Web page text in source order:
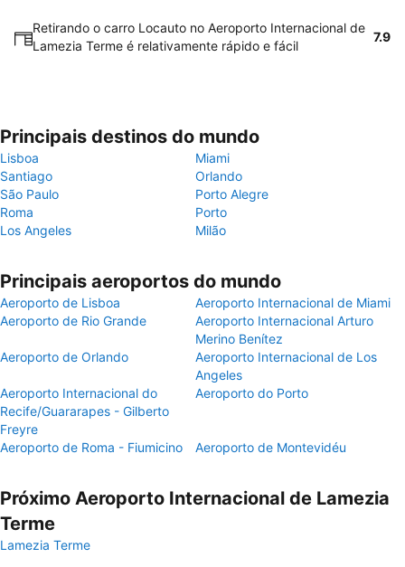
Retirando o carro Locauto no Aeroporto Internacional de
Lamezia Terme é relativamente rápido e fácil
7.9
Principais destinos do mundo
Lisboa
Miami
Santiago
Orlando
São Paulo
Porto Alegre
Roma
Porto
Los Angeles
Milão
Principais aeroportos do mundo
Aeroporto de Lisboa
Aeroporto Internacional de Miami
Aeroporto de Rio Grande
Aeroporto Internacional Arturo
Merino Benítez
Aeroporto de Orlando
Aeroporto Internacional de Los
Angeles
Aeroporto Internacional do
Recife/Guararapes - Gilberto
Freyre
Aeroporto do Porto
Aeroporto de Roma - Fiumicino Aeroporto de Montevidéu
Próximo Aeroporto Internacional de Lamezia
Terme
Lamezia Terme